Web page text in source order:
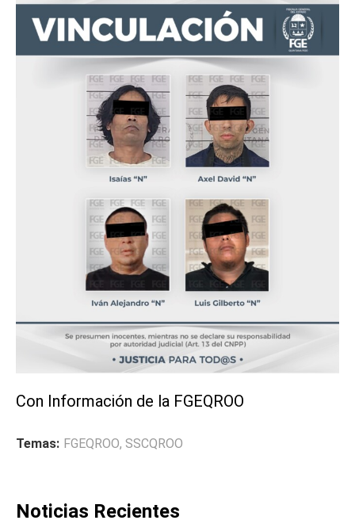
Con Información de la FGEQROO
Temas: FGEQROO, SSCQROO
Noticias Recientes